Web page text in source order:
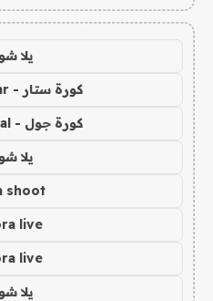
يلا
كورة ستار - koora-star
كورة جول - koora-goal
يلا
shoot
live
live
يلا